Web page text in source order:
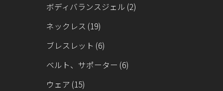
ボディバランスジェル (2)
ネックレス (19)
ブレスレット (6)
ベルト、サポーター (6)
ウェア (15)